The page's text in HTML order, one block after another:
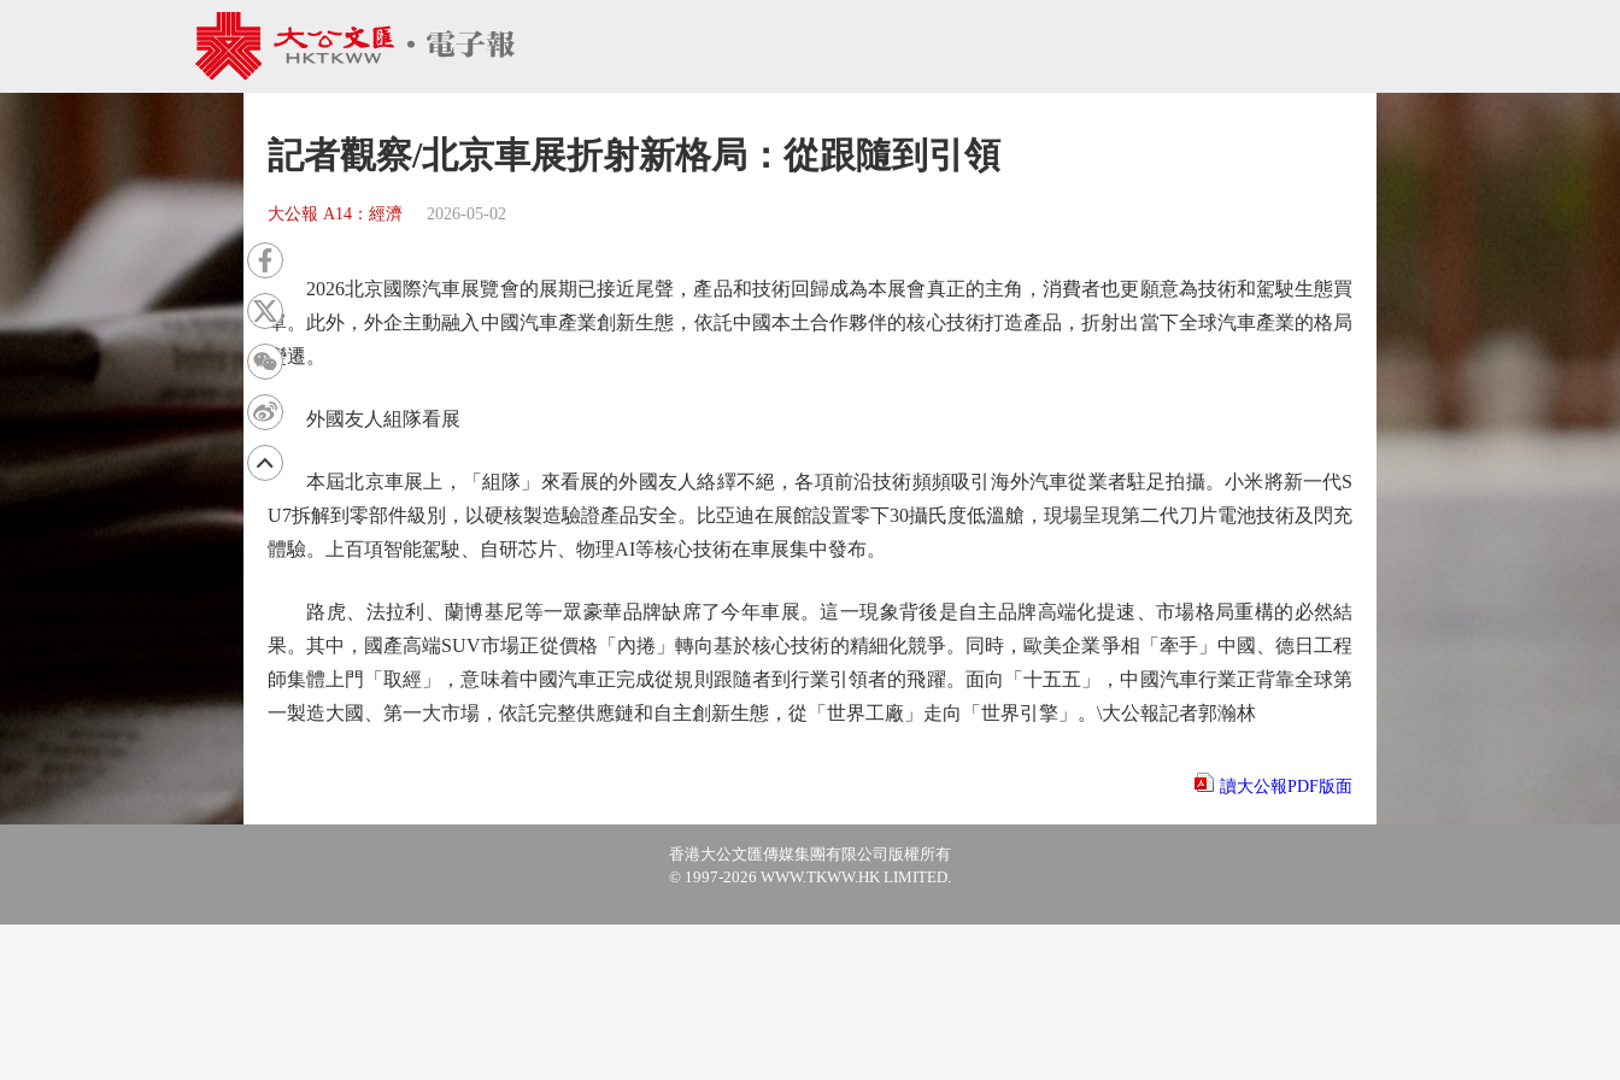
記者觀察/北京車展折射新格局：從跟隨到引領
大公報 A14：經濟 2026-05-02
2026北京國際汽車展覽會的展期已接近尾聲，產品和技術回歸成為本展會真正的主角，消費者也更願意為技術和駕駛生態買
單。此外，外企主動融入中國汽車產業創新生態，依託中國本土合作夥伴的核心技術打造產品，折射出當下全球汽車產業的格局
變遷。
外國友人組隊看展
本屆北京車展上，「組隊」來看展的外國友人絡繹不絕，各項前沿技術頻頻吸引海外汽車從業者駐足拍攝。小米將新一代S
U7拆解到零部件級別，以硬核製造驗證產品安全。比亞迪在展館設置零下30攝氏度低溫艙，現場呈現第二代刀片電池技術及閃充
體驗。上百項智能駕駛、自研芯片、物理AI等核心技術在車展集中發布。
路虎、法拉利、蘭博基尼等一眾豪華品牌缺席了今年車展。這一現象背後是自主品牌高端化提速、市場格局重構的必然結
果。其中，國產高端SUV市場正從價格「內捲」轉向基於核心技術的精細化競爭。同時，歐美企業爭相「牽手」中國、德日工程
師集體上門「取經」，意味着中國汽車正完成從規則跟隨者到行業引領者的飛躍。面向「十五五」，中國汽車行業正背靠全球第
一製造大國、第一大市場，依託完整供應鏈和自主創新生態，從「世界工廠」走向「世界引擎」。\大公報記者郭瀚林
讀大公報PDF版面
香港大公文匯傳媒集團有限公司版權所有
© 1997-2026 WWW.TKWW.HK LIMITED.